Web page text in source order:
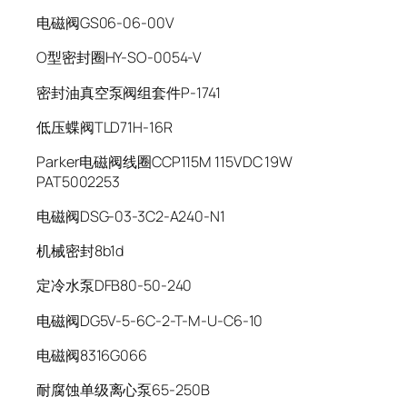
电磁阀GS06-06-00V
O型密封圈HY-SO-0054-V
密封油真空泵阀组套件P-1741
低压蝶阀TLD71H-16R
Parker电磁阀线圈CCP115M 115VDC 19W
PAT5002253
电磁阀DSG-03-3C2-A240-N1
机械密封8b1d
定冷水泵DFB80-50-240
电磁阀DG5V-5-6C-2-T-M-U-C6-10
电磁阀8316G066
耐腐蚀单级离心泵65-250B